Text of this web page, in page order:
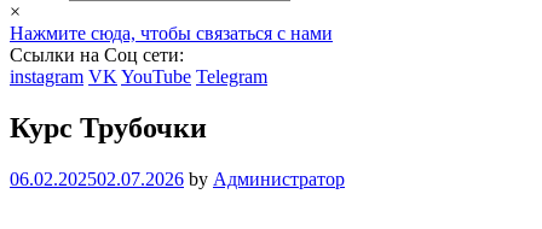
×
Нажмите сюда, чтобы связаться с нами
Ссылки на Соц сети:
instagram VK YouTube Telegram
Курс Трубочки
06.02.202502.07.2026 by Администратор